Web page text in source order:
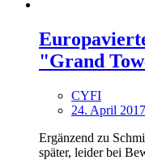
"Grand
CYFI
24. April
Ergänzend zu
später, leider bei